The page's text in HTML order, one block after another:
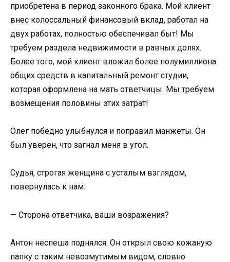
приобретена в период законного брака. Мой клиент
внес колоссальный финансовый вклад, работал на
двух работах, полностью обеспечивал быт! Мы
требуем раздела недвижимости в равных долях.
Более того, мой клиент вложил более полумиллиона
общих средств в капитальный ремонт студии,
которая оформлена на мать ответчицы. Мы требуем
возмещения половины этих затрат!
Олег победно улыбнулся и поправил манжеты. Он
был уверен, что загнал меня в угол.
Судья, строгая женщина с усталым взглядом,
повернулась к нам.
— Сторона ответчика, ваши возражения?
Антон неспеша поднялся. Он открыл свою кожаную
папку с таким невозмутимым видом, словно